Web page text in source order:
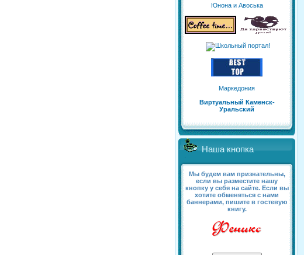
Юнона и Авоська
Маркедония
Виртуальный Каменск-
Уральский
Наша кнопка
Мы будем вам признательны,
если вы разместите нашу
кнопку у себя на сайте. Если вы
хотите обменяться с нами
баннерами, пишите в гостевую
книгу.